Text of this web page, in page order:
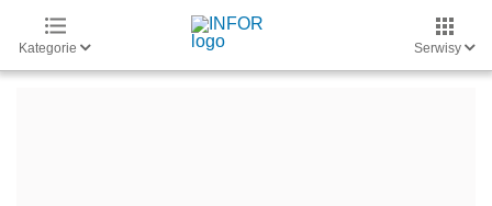
Kategorie Serwisy